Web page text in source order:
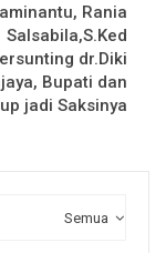
Rania
Salsabila,S.Ked
dr.Diki
Bupati dan
jadi Saksinya
Semua